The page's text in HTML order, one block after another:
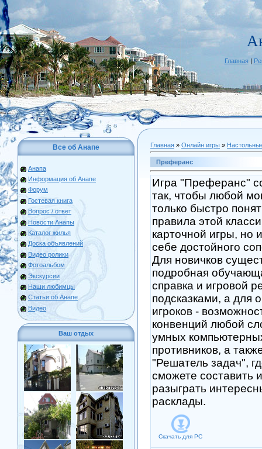
Главная |
Все об Анапе
Анапа
Информация об Анапе
Форум
Гостевая книга
Вопрос / ответ
Новости Анапы
Каталог жилья
Доска объявлений
Видео ролики
Фотоальбом
Экскурсии
Наши любимцы
Статьи об Анапе
Видео
Ваш отдых
Главная » Онлайн игры »
Преферанс
Игра "Преферанс"
так, чтобы любой
только быстро
правила этой
карточной игры, но
себе достойного
Для новичков
подробная
справка и игровой
подсказками, а для
игроков -
конвенций любой
умных
противников, а
"Решатель задач",
сможете составить и
разыграть
расклады.
Скачать для PC